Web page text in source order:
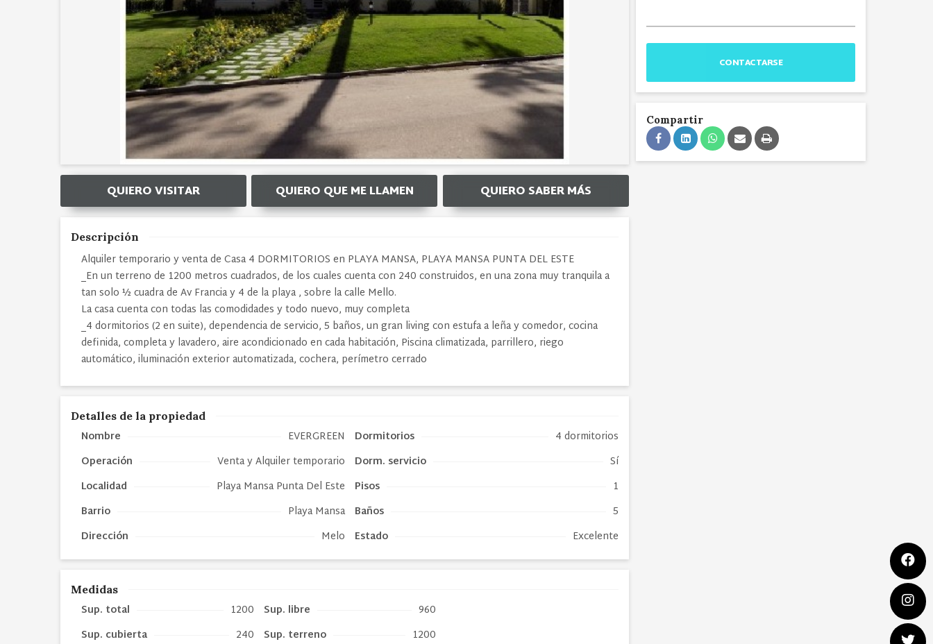
QUIERO VISITAR QUIERO QUE ME LLAMEN QUIERO SABER MÁS
Descripción
Alquiler temporario y venta de Casa 4 DORMITORIOS en PLAYA MANSA, PLAYA MANSA PUNTA DEL ESTE
_En un terreno de 1200 metros cuadrados, de los cuales cuenta con 240 construidos, en una zona muy tranquila a
tan solo ½ cuadra de Av Francia y 4 de la playa , sobre la calle Mello.
La casa cuenta con todas las comodidades y todo nuevo, muy completa
_4 dormitorios (2 en suite), dependencia de servicio, 5 baños, un gran living con estufa a leña y comedor, cocina
definida, completa y lavadero, aire acondicionado en cada habitación, Piscina climatizada, parrillero, riego
automático, iluminación exterior automatizada, cochera, perímetro cerrado
Detalles de la propiedad
Nombre
EVERGREEN
Operación
Venta y Alquiler temporario
Localidad
Playa Mansa Punta Del Este
Barrio
Playa Mansa
Dirección
Melo
Dormitorios
4 dormitorios
Dorm. servicio
Sí
Pisos
1
Baños
5
Estado
Excelente
Medidas
Sup. total
1200
Sup. cubierta
240
Sup. libre
960
Sup. terreno
1200
CONTACTARSE
Compartir